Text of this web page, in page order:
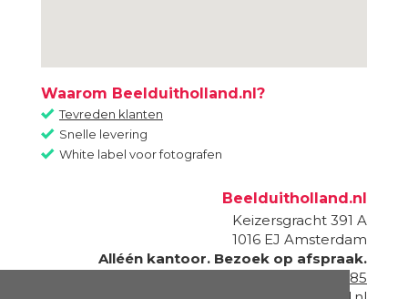
Waarom Beelduitholland.nl?
Tevreden klanten
Snelle levering
White label voor fotografen
Beelduitholland.nl
Keizersgracht 391 A
1016 EJ Amsterdam
Alléén kantoor. Bezoek op afspraak.
020 - 820 87 85